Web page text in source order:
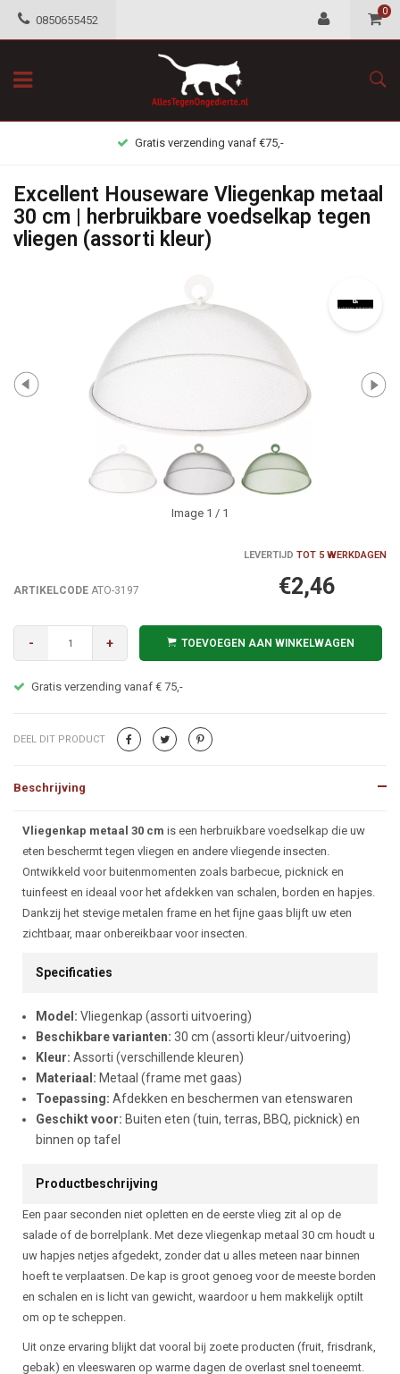
0850655452
0
Gratis retour mogelijkheid
Excellent Houseware Vliegenkap metaal
30 cm | herbruikbare voedselkap tegen
vliegen (assorti kleur)
Image 1 / 1
LEVERTIJD TOT 5 WERKDAGEN
ARTIKELCODE ATO-3197 €2,46
- + TOEVOEGEN AAN WINKELWAGEN
Alles op voorraad? Zondag besteld = Maandag in huis!
DEEL DIT PRODUCT
Beschrijving
Beschrijving
Vliegenkap metaal 30 cm is een herbruikbare voedselkap die uw
eten beschermt tegen vliegen en andere vliegende insecten.
Ontwikkeld voor buitenmomenten zoals barbecue, picknick en
tuinfeest en ideaal voor het afdekken van schalen, borden en hapjes.
Dankzij het stevige metalen frame en het fijne gaas blijft uw eten
zichtbaar, maar onbereikbaar voor insecten.
Specificaties
Model: Vliegenkap (assorti uitvoering)
Beschikbare varianten: 30 cm (assorti kleur/uitvoering)
Kleur: Assorti (verschillende kleuren)
Materiaal: Metaal (frame met gaas)
Toepassing: Afdekken en beschermen van etenswaren
Geschikt voor: Buiten eten (tuin, terras, BBQ, picknick) en
binnen op tafel
Productbeschrijving
Een paar seconden niet opletten en de eerste vlieg zit al op de
salade of de borrelplank. Met deze vliegenkap metaal 30 cm houdt u
uw hapjes netjes afgedekt, zonder dat u alles meteen naar binnen
hoeft te verplaatsen. De kap is groot genoeg voor de meeste borden
en schalen en is licht van gewicht, waardoor u hem makkelijk optilt
om op te scheppen.
Uit onze ervaring blijkt dat vooral bij zoete producten (fruit, frisdrank,
gebak) en vleeswaren op warme dagen de overlast snel toeneemt.